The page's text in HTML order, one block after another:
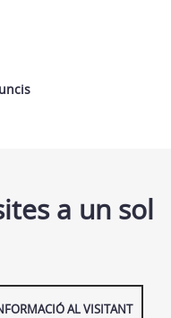
a un sol
AL VISITANT